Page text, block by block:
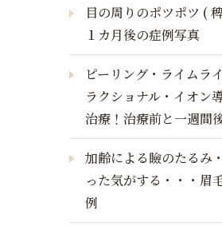
目の周りのポツポツ (
１カ月後の症例写真
ピーリング・ライムラ
ラクショナル・イオン
治療！治療前と一週間
加齢による瞼のたるみ
った気がする・・・眉
例